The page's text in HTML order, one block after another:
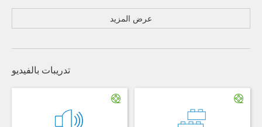
عرض المزيد
تدريبات بالفيديو